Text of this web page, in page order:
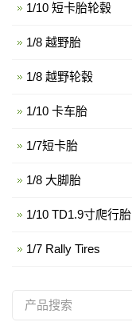
1/10 短卡胎轮毂
1/8 越野胎
1/8 越野轮毂
1/10 卡车胎
1/7短卡胎
1/8 大脚胎
1/10 TD1.9寸爬行胎
1/7 Rally Tires